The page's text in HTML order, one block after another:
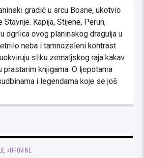
gradić u srcu Bosne, ukotvio
Stavnje. Kapija, Stijene, Perun,
ogrlica ovog planinskog dragulja u
neba i tamnozeleni kontrast
sliku zemaljskog raja kakav
knjigama. O ljepotama
i legendama koje se još
KUPOVINE